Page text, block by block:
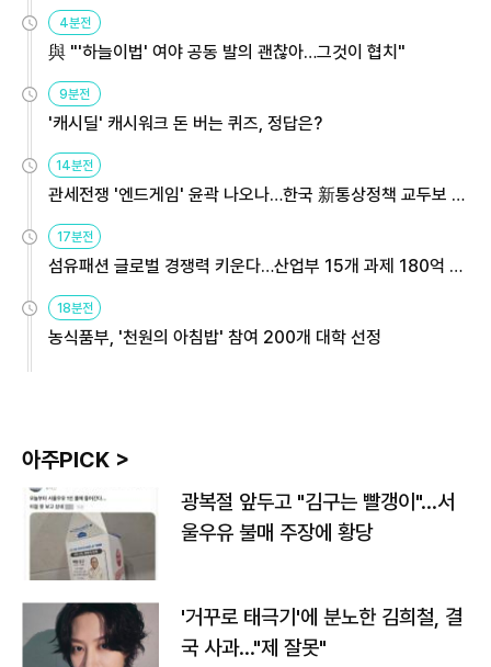
4분전
與 "'하늘이법' 여야 공동 발의 괜찮아…그것이 협치"
9분전
'캐시딜' 캐시워크 돈 버는 퀴즈, 정답은?
14분전
관세전쟁 '엔드게임' 윤곽 나오나…한국 新통상정책 교두보 활
용해야
17분전
섬유패션 글로벌 경쟁력 키운다…산업부 15개 과제 180억 지
원
18분전
농식품부, '천원의 아침밥' 참여 200개 대학 선정
아주PICK >
광복절 앞두고 "김구는 빨갱이"…서
울우유 불매 주장에 황당
'거꾸로 태극기'에 분노한 김희철, 결
국 사과…"제 잘못"